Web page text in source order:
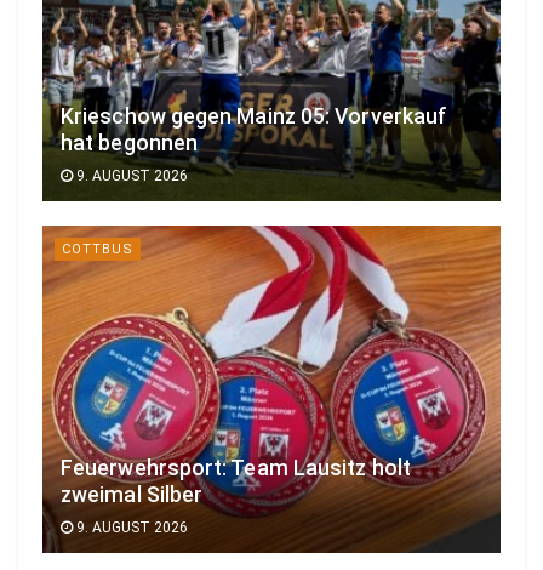
Krieschow gegen Mainz 05: Vorverkauf
hat begonnen
9. AUGUST 2026
COTTBUS
Feuerwehrsport: Team Lausitz holt
zweimal Silber
9. AUGUST 2026